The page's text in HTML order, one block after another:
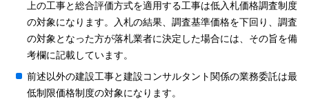
上の工事と総合評価方式を適用する工事は低入札価格調査制度
の対象になります。入札の結果、調査基準価格を下回り、調査
の対象となった方が落札業者に決定した場合には、その旨を備
考欄に記載しています。
前述以外の建設工事と建設コンサルタント関係の業務委託は最
低制限価格制度の対象になります。